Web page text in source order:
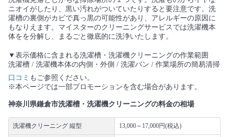
ニオイがしたり、黒い汚れがついていたりすると要注意です。洗
濯槽の裏側がカビで真っ黒の可能性があり、アレルギーの原因に
もなりえます。マイスターのクリーニングサービスでは洗濯機本
体をを分解し、まるごと徹底的に洗浄いたします。
▼表示価格に含まれる洗濯槽・洗濯機クリーニングの作業範囲
洗濯槽 / 洗濯機本体の内側・外側 / 洗濯パン / 作業場所の簡易清掃
口コミ もご参照ください。
※本ページでは一部プロモーションを含む場合があります。
神奈川県鎌倉市洗濯槽・洗濯機クリーニングの料金の相場
洗濯機クリーニング 縦型 13,000～17,000円(税込)